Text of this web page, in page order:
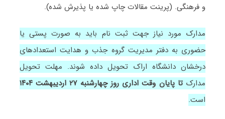
و فرهنگی. (پرینت مقالات چاپ شده یا پذیرش شده).
مدارک مورد نیاز جهت ثبت نام باید به صورت پستی یا
حضوری به دفتر مدیریت گروه جذب و هدایت استعدادهای
درخشان دانشگاه اراک تحویل داده شوند. مهلت تحویل
مدارکتا پایان وقت اداری روز چهارشنبه ۲۷ اردیبهشت ۱۴۰۴
است.